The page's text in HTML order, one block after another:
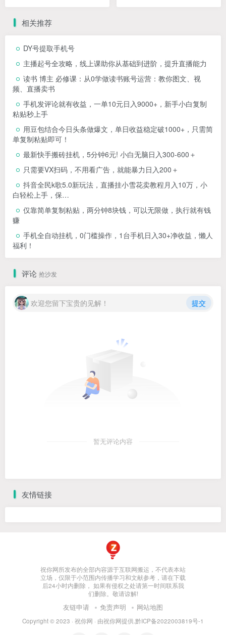
相关推荐
DY号提取手机号
主播起号全攻略，线上课助你从基础到进阶，提升直播能力
读书 博主 必修课：从0学做读书账号运营：教你图文、视
频、直播卖书
手机发评论就有收益，一单10元日入9000+，新手小白复制
粘贴秒上手
用豆包结合今日头条做爆文，单日收益稳定破1000+，只需简
单复制粘贴即可！
最新快手搬砖挂机，5分钟6元! 小白无脑日入300-600＋
只需要VX扫码，不用看广告，就能暴力日入200＋
抖音全民k歌5.0新玩法，直播挂小雪花卖教程月入10万，小
白轻松上手，保…
仅靠简单复制粘贴，两分钟8块钱，可以无限做，执行就有钱
赚
手机全自动挂机，0门槛操作，1台手机日入30+净收益，懒人
福利！
评论 抢沙发
欢迎您留下宝贵的见解！ 提交
暂无评论内容
友情链接
祝你网所发布的全部内容源于互联网搬运，不代表本站
立场，仅限于小范围内传播学习和文献参考，请在下载
后24小时内删除， 如果有侵权之处请第一时间联系我
们删除。敬请谅解!
友链申请 免责声明 网站地图
Copyright © 2023 · 祝你网 · 由祝你网提供.黔ICP备2022003819号-1